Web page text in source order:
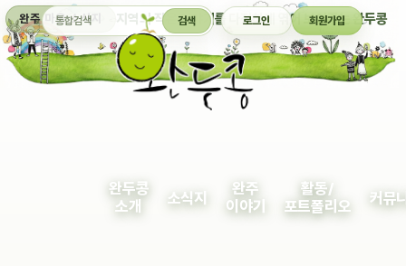
완주 마을 소식지 지역의 작은 이야기를 다정하게 엮어 보여주는 완두콩
통합검색 검색 로그인 회원가입
완두콩
소개
소식지
완주
이야기
활동/
포트폴리오
커뮤